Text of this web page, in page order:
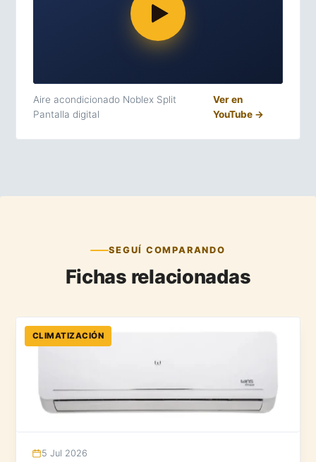
Aire acondicionado Noblex Split
Pantalla digital
Ver en
YouTube →
SEGUÍ COMPARANDO
Fichas relacionadas
CLIMATIZACIÓN
5 Jul 2026